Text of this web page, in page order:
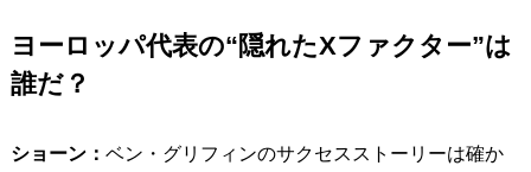
ヨーロッパ代表の“隠れたXファクター”は
誰だ？
ショーン： ベン・グリフィンのサクセスストーリーは確か